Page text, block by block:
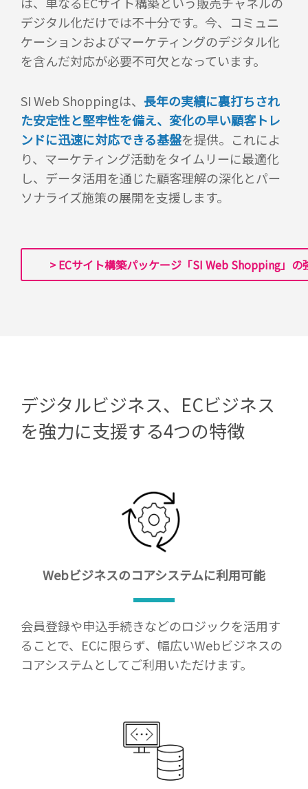
デジタル化だけでは不十分です。今、コミュニ
ケーションおよびマーケティングのデジタル化
を含んだ対応が必要不可欠となっています。
SI Web Shoppingは、 長年の実績に裏打ちされ
た安定性と堅牢性を備え、変化の早い顧客トレ
ンドに迅速に対応できる基盤を提供。これによ
り、マーケティング活動をタイムリーに最適化
し、データ活用を通じた顧客理解の深化とパー
ソナライズ施策の展開を支援します。
> ECサイト構築パッケージ「SI Web Shopping」の
デジタルビジネス、ECビジネス
を強力に支援する4つの特徴
Webビジネスのコアシステムに利用可能
会員登録や申込手続きなどのロジックを活用す
ることで、ECに限らず、幅広いWebビジネスの
コアシステムとしてご利用いただけます。